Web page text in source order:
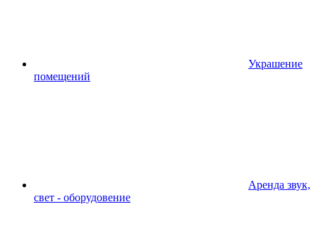
Украшение
помещений
Аренда звук,
свет - оборудовение